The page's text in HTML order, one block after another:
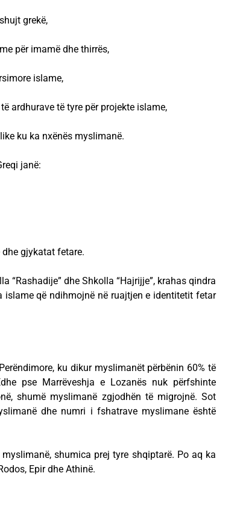
grekë,
për imamë dhe thirrës,
islame,
ardhurave të tyre për projekte islame,
ku ka nxënës myslimanë.
janë:
gjykatat fetare.
“Rashadije” dhe Shkolla “Hajrijje”, krahas qindra
islame që ndihmojnë në ruajtjen e identitetit fetar
ku dikur myslimanët përbënin 60% të
pse Marrëveshja e Lozanës nuk përfshinte
shumë myslimanë zgjodhën të migrojnë. Sot
dhe numri i fshatrave myslimane është
shumica prej tyre shqiptarë. Po aq ka
Epir dhe Athinë.